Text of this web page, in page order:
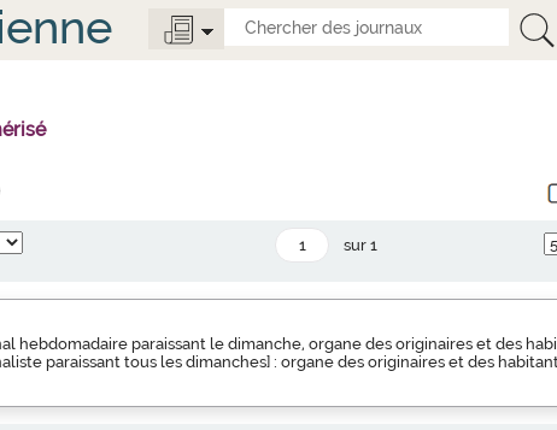
sur 1
hebdomadaire paraissant le dimanche, organe des originaires et des
paraissant tous les dimanches] : organe des originaires et des